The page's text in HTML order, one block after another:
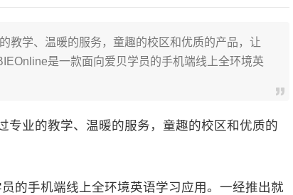
教学、温暖的服务，童趣的校区和优质的产品，让
是一款面向爱贝学员的手机端线上全环境英
业的教学、温暖的服务，童趣的校区和优质的
手机端线上全环境英语学习应用。一经推出就